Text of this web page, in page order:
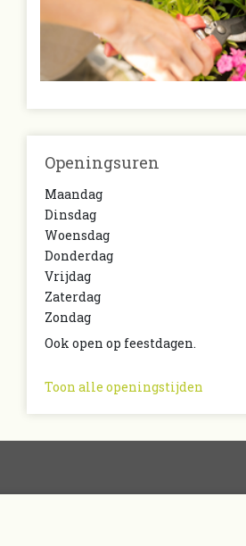
Openingsuren
Maandag
Dinsdag
Woensdag
Donderdag
Vrijdag
Zaterdag
Zondag
Ook open op feestdagen.
Toon alle openingstijden